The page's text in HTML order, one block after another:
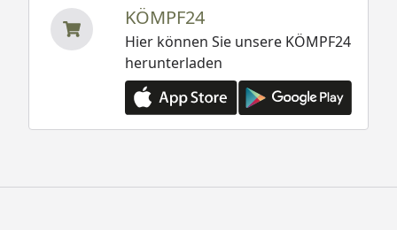
KÖMPF24
Hier können Sie unsere KÖMPF24
herunterladen